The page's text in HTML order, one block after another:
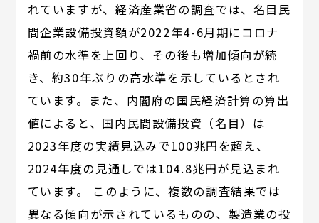
れていますが、経済産業省の調査では、名目民
間企業設備投資額が2022年4-6月期にコロナ
禍前の水準を上回り、その後も増加傾向が続
き、約30年ぶりの高水準を示しているとされ
ています。また、内閣府の国民経済計算の算出
値によると、国内民間設備投資（名目）は
2023年度の実績見込みで100兆円を超え、
2024年度の見通しでは104.8兆円が見込まれ
ています。 このように、複数の調査結果では
異なる傾向が示されているものの、製造業の投